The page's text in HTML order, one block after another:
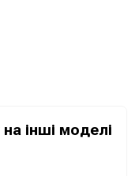
інші моделі